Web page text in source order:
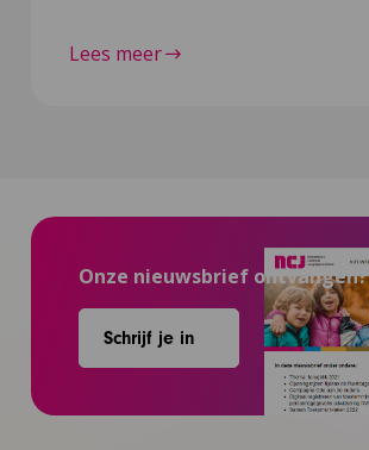
Lees meer
Onze nieuwsbrief ontvangen?
Schrijf je in